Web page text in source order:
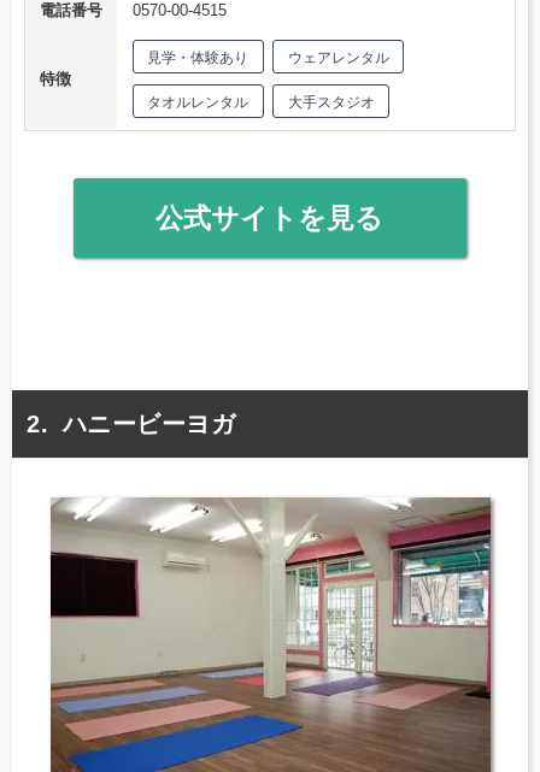
電話番号
0570-00-4515
特徴
見学・体験あり ウェアレンタル
タオルレンタル 大手スタジオ
公式サイトを見る
ハニービーヨガ